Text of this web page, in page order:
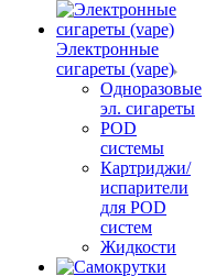
Электронные
сигареты (vape)
Одноразовые
эл. сигареты
POD
системы
Картриджи/
испарители
для POD
систем
Жидкости